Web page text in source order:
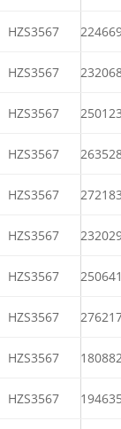
HZS3567
HZS3567
HZS3567
HZS3567
HZS3567
HZS3567
HZS3567
HZS3567
HZS3567
HZS3567